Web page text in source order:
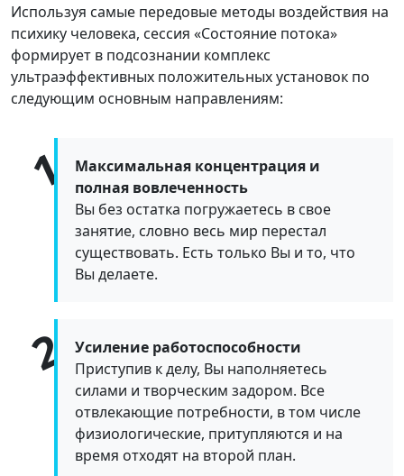
Используя самые передовые методы воздействия на
психику человека, сессия «Состояние потока»
формирует в подсознании комплекс
ультраэффективных положительных установок по
следующим основным направлениям:
Максимальная концентрация и
полная вовлеченность
Вы без остатка погружаетесь в свое
занятие, словно весь мир перестал
существовать. Есть только Вы и то, что
Вы делаете.
Усиление работоспособности
Приступив к делу, Вы наполняетесь
силами и творческим задором. Все
отвлекающие потребности, в том числе
физиологические, притупляются и на
время отходят на второй план.